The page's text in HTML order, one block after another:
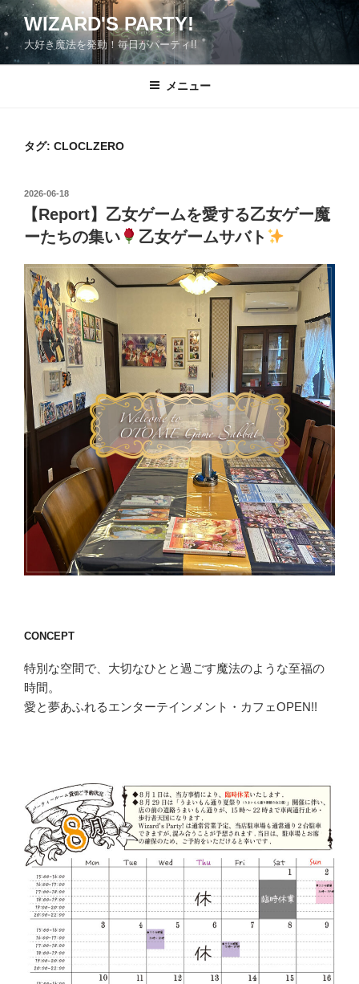
コ
ン
テ
ン
WIZARD'S PARTY!
大好き魔法を発動！毎日がパーティ!!
メニュー
タグ: CLOCLZERO
投
日:
2026-06-18
【Report】乙女ゲームを愛する乙女ゲー魔
ーたちの集い
乙女ゲームサバト
CONCEPT
特別な空間で、大切なひとと過ごす魔法のような至福の
時間。
愛と夢あふれるエンターテインメント・カフェOPEN!!